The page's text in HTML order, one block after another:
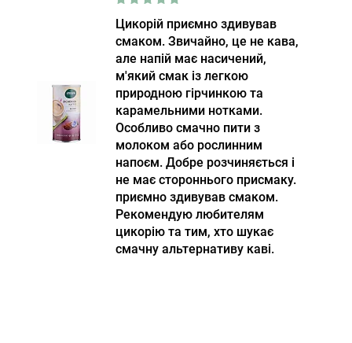
Цикорій приємно здивував
смаком. Звичайно, це не кава,
але напій має насичений,
м'який смак із легкою
природною гірчинкою та
карамельними нотками.
Особливо смачно пити з
молоком або рослинним
напоєм. Добре розчиняється і
не має стороннього присмаку.
приємно здивував смаком.
Рекомендую любителям
цикорію та тим, хто шукає
смачну альтернативу каві.